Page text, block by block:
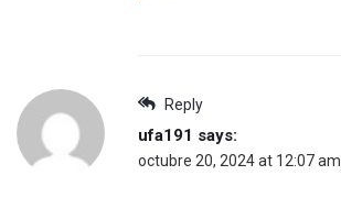
Reply
ufa191 says:
octubre 20, 2024 at 12:07 am